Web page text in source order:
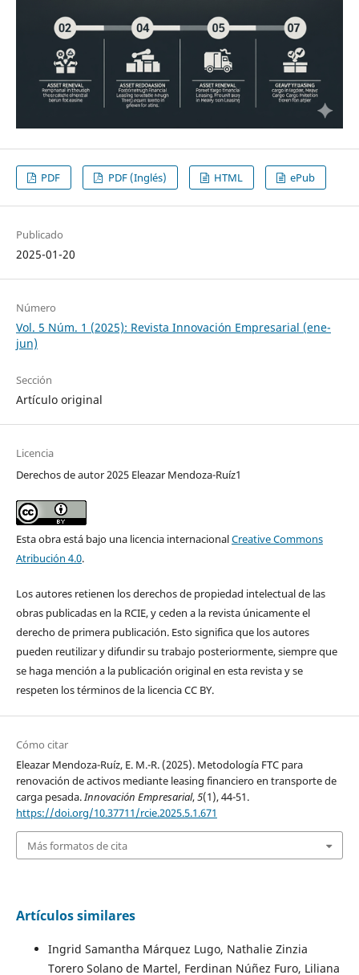
PDF PDF (Inglés) HTML ePub
Publicado
2025-01-20
Número
Vol. 5 Núm. 1 (2025): Revista Innovación Empresarial (ene-
jun)
Sección
Artículo original
Licencia
Derechos de autor 2025 Eleazar Mendoza-Ruíz1
Esta obra está bajo una licencia internacionalCreative Commons
Atribución 4.0.
Los autores retienen los derechos de propiedad intelectual de las
obras publicadas en la RCIE, y ceden a la revista únicamente el
derecho de primera publicación. Esto significa que los autores
pueden reutilizar y difundir su trabajo posteriormente, siempre que
se haga mención a la publicación original en esta revista y se
respeten los términos de la licencia CC BY.
Cómo citar
Eleazar Mendoza-Ruíz, E. M.-R. (2025). Metodología FTC para
renovación de activos mediante leasing financiero en transporte de
carga pesada.Innovación Empresarial,5(1), 44-51.
https://doi.org/10.37711/rcie.2025.5.1.671
Más formatos de cita
Artículos similares
Ingrid Samantha Márquez Lugo, Nathalie Zinzia
Torero Solano de Martel, Ferdinan Núñez Furo, Liliana